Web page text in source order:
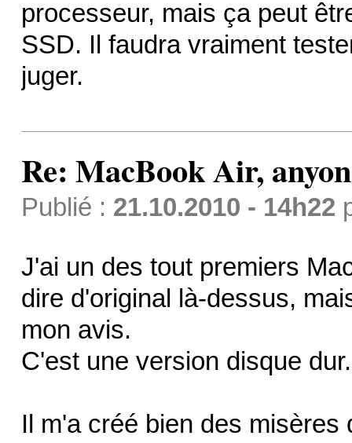
processeur, mais ça peut
SSD. Il faudra vraiment
juger.
Re: MacBook Air,
Publié : 21.10.2010 - 14h22
J'ai un des tout premiers
dire d'original là-dessus,
mon avis.
C'est une version disque dur.
Il m'a créé bien des